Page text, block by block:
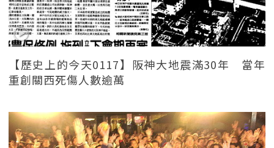
【歷史上的今天0117】阪神大地震滿30年 當年
重創關西死傷人數逾萬